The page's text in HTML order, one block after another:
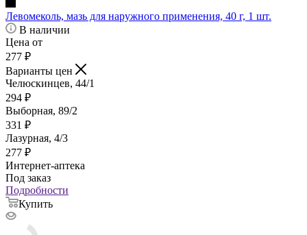
Левомеколь, мазь для наружного применения, 40 г, 1 шт.
В наличии
Цена от
277 ₽
Варианты цен
Челюскинцев, 44/1
294 ₽
Выборная, 89/2
331 ₽
Лазурная, 4/3
277 ₽
Интернет-аптека
Под заказ
Подробности
Купить